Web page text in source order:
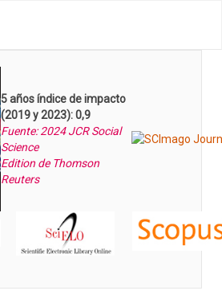
5 años índice de impacto
(2019 y 2023): 0,9
Fuente: 2024 JCR Social
Science
Edition de Thomson
Reuters